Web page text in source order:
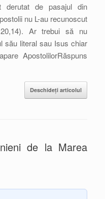
derutat de pasajul din
nu L-au recunoscut
Ar trebui să nu
său literal sau Isus chiar
ApostolilorRăspuns
Deschideți articolul
de la Marea